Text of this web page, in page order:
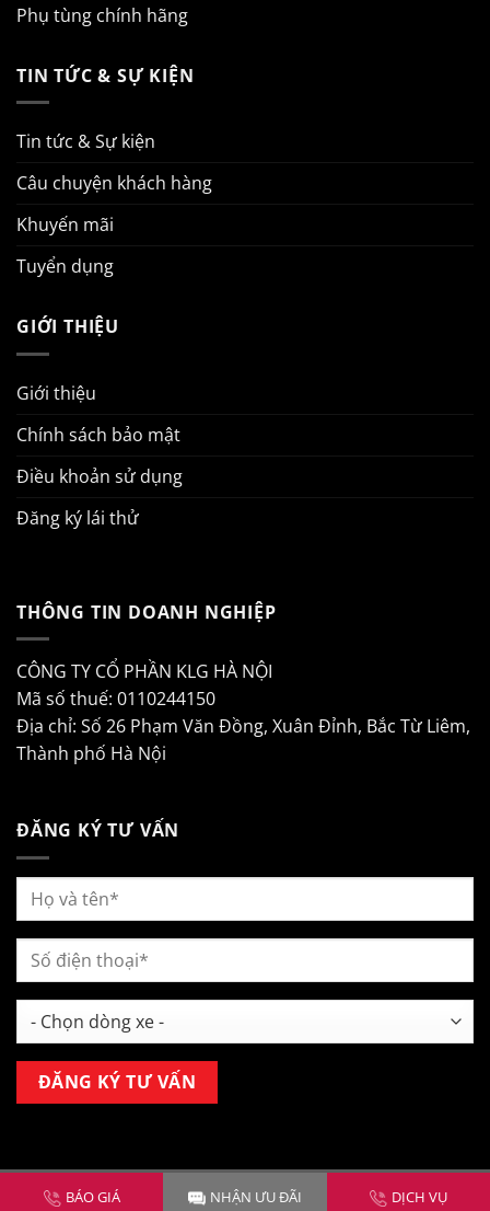
Phụ tùng chính hãng
TIN TỨC & SỰ KIỆN
Tin tức & Sự kiện
Câu chuyện khách hàng
Khuyến mãi
Tuyển dụng
GIỚI THIỆU
Giới thiệu
Chính sách bảo mật
Điều khoản sử dụng
Đăng ký lái thử
THÔNG TIN DOANH NGHIỆP
CÔNG TY CỔ PHẦN KLG HÀ NỘI
Mã số thuế: 0110244150
Địa chỉ: Số 26 Phạm Văn Đồng, Xuân Đỉnh, Bắc Từ Liêm,
Thành phố Hà Nội
ĐĂNG KÝ TƯ VẤN
Copyright 2026 © Mitsubishi Kim Liên Hà Nội
BÁO GIÁ NHẬN ƯU ĐÃI DỊCH VỤ